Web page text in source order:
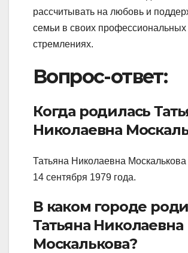
рассчитывать на любовь и
семьи в своих
стремлениях.
Вопрос-ответ:
Когда родилась
Николаевна
Татьяна Николаевна
14 сентября 1979 года.
В каком городе
Татьяна Николаевна
Москалькова?